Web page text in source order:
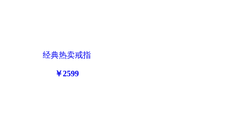
经典热卖戒指
￥2599